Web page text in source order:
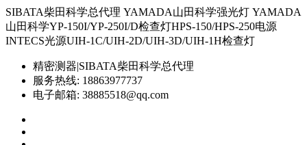
SIBATA柴田科学总代理 YAMADA山田科学强光灯 YAMADA
山田科学YP-150I/YP-250I/D检查灯HPS-150/HPS-250电源
INTECS光源UIH-1C/UIH-2D/UIH-3D/UIH-1H检查灯
精密测器|SIBATA柴田科学总代理
服务热线: 18863977737
电子邮箱: 38885518@qq.com